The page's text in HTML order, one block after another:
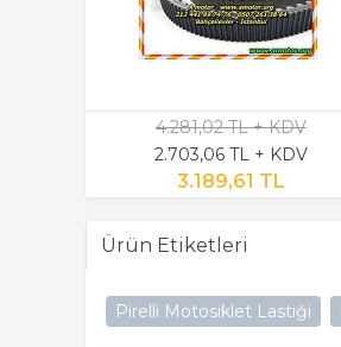
4.281,02 TL + KDV
2.703,06 TL + KDV
3.189,61 TL
Ürün Etiketleri
Pirelli Motosiklet Lastiği